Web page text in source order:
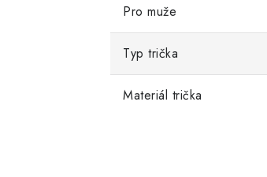
Pro muže
Typ trička
Materiál trička